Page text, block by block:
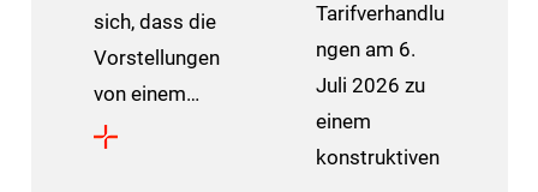
sich, dass die
Vorstellungen
von einem…
Tarifverhandlu
ngen am 6.
Juli 2026 zu
einem
konstruktiven